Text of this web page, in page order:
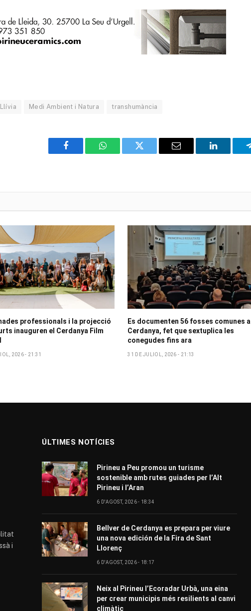
Llívia Medi Ambient i Natura transhumància
Facebook WhatsAppTwitter Email LinkedIn
professionals i la projecció
inauguren el Cerdanya Film
2026 - 21:31
Es documenten 56 fosses comunes a
Cerdanya, fet que sextuplica les
conegudes fins ara
31 DE JULIOL, 2026 - 21:13
i
ÚLTIMES NOTÍCIES
Pirineu a Peu promou un turisme
sostenible amb rutes guiades per l’Alt
Pirineu i l’Aran
6 D'AGOST, 2026 - 18:34
Bellver de Cerdanya es prepara per viure
una nova edición de la Fira de Sant
Llorenç
6 D'AGOST, 2026 - 18:17
Neix al Pirineu l’Ecoradar Urbà, una eina
per crear municipis més resilients al canvi
climàtic